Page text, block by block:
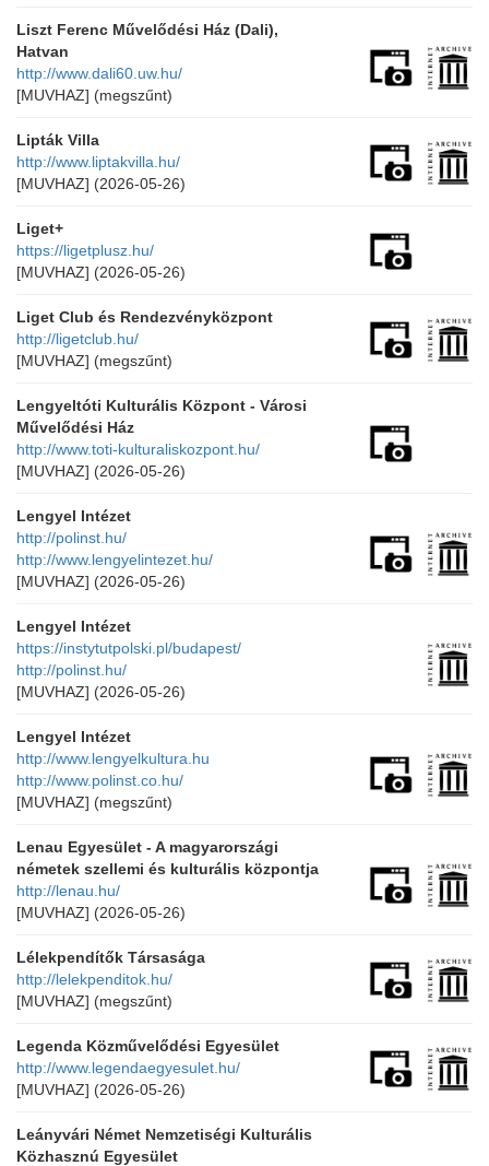
Liszt Ferenc Művelődési Ház (Dali),
Hatvan
http://www.dali60.uw.hu/
[MUVHAZ] (megszűnt)
Lipták Villa
http://www.liptakvilla.hu/
[MUVHAZ] (2026-05-26)
Liget+
https://ligetplusz.hu/
[MUVHAZ] (2026-05-26)
Liget Club és Rendezvényközpont
http://ligetclub.hu/
[MUVHAZ] (megszűnt)
Lengyeltóti Kulturális Központ - Városi
Művelődési Ház
http://www.toti-kulturaliskozpont.hu/
[MUVHAZ] (2026-05-26)
Lengyel Intézet
http://polinst.hu/
http://www.lengyelintezet.hu/
[MUVHAZ] (2026-05-26)
Lengyel Intézet
https://instytutpolski.pl/budapest/
http://polinst.hu/
[MUVHAZ] (2026-05-26)
Lengyel Intézet
http://www.lengyelkultura.hu
http://www.polinst.co.hu/
[MUVHAZ] (megszűnt)
Lenau Egyesület - A magyarországi
németek szellemi és kulturális központja
http://lenau.hu/
[MUVHAZ] (2026-05-26)
Lélekpendítők Társasága
http://lelekpenditok.hu/
[MUVHAZ] (megszűnt)
Legenda Közművelődési Egyesület
http://www.legendaegyesulet.hu/
[MUVHAZ] (2026-05-26)
Leányvári Német Nemzetiségi Kulturális
Közhasznú Egyesület